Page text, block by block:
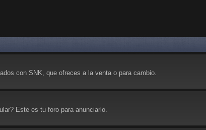
con SNK, que ofreces a la venta o para cambio.
Este es tu foro para anunciarlo.